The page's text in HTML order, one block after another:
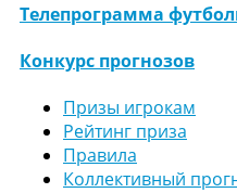
Телепрограмма
Конкурс прогнозов
Призы игрокам
Рейтинг приза
Правила
Коллективный